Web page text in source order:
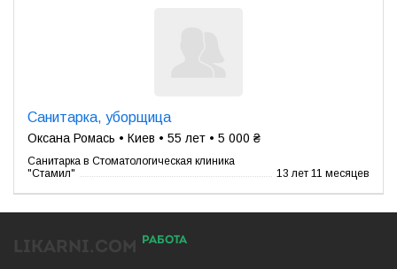
Санитарка, уборщица
Оксана Ромась • Киев • 55 лет • 5 000 ₴
Санитарка в Стоматологическая клиника
"Стамил"
13 лет 11 месяцев
РАБОТА